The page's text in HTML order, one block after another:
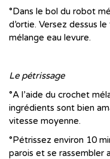
°Dans le bol du robot
d’ortie. Versez dessus
mélange eau levure.
Le pétrissage
°A l’aide du crochet
ingrédients sont bien
vitesse moyenne.
°Pétrissez environ 10
parois et se rassembler